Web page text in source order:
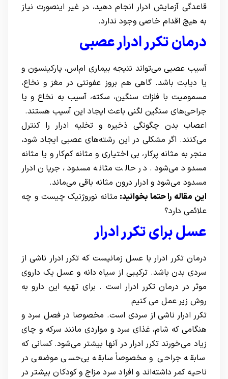
قاعدگی آزمایش ادرار انجام دهید، در غیر اینصورت نیاز
به هیچ اقدام خاصی وجود ندارد.
درمان تکرر ادرار عصبی
آسیب عصبی می‌تواند نتیجه بیماری ام‌اس، پارکینسون و
یا دیابت باشد. گاهی هم بروز عفونتی در مغز و نخاع،
مسمومیت با فلزات سنگین، سکته، آسیب به نخاع و یا
جراحی‌های سنگین لگنی باعث ایجاد این آسیب هستند.
اعصاب بدن چگونگی ذخیره و تخلیه ادرار را کنترل
می‌کنند‌. اگر مشکلی در این رشته‌های عصبی ایجاد شود،
منجر به مثانه پرکار، بی اختیاری و مثانه کم‌کار و یا مثانه
مسدود می‌شود‌. در حالت مثانه مسدود، جریان ادرار
مسدود می‌شود و ادرار درون مثانه باقی می‌ماند.
این مقاله را حتما بخوانید: مثانه نوروژنیک چیست و چه
علائمی دارد؟
عسل برای تکرر ادرار
درمان تکرر ادرار با عسل زمانیست که تکرر ادرار ناشی از
سردی بدن باشد. ترکیبی از سیاه دانه و عسل یک داروی
موثر در درمان تکرر ادرار است . برای تهیه این دارو به
روش زیر عمل می کنیم
تکرر ادرار ناشی از سردی است. مخصوصا در فصل سرد و
هنگامی که شام، غذای سرد و مواردی مانند سرکه و چای
زیاد می‌خورند تکرر ادرار در آنها بیشتر می‌شود. کسانی که
سابقه جراحی و مخصوصاً سابقه بی‌حسی موضعی در
ناحیه کمر داشته‌اند و افراد سرد مزاج و کودکان بیشتر در